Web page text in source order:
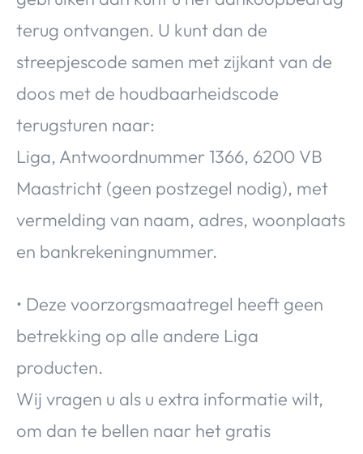
terug ontvangen. U kunt dan de
streepjescode samen met zijkant van de
doos met de houdbaarheidscode
terugsturen naar:
Liga, Antwoordnummer 1366, 6200 VB
Maastricht (geen postzegel nodig), met
vermelding van naam, adres, woonplaats
en bankrekeningnummer.
• Deze voorzorgsmaatregel heeft geen
betrekking op alle andere Liga
producten.
Wij vragen u als u extra informatie wilt,
om dan te bellen naar het gratis